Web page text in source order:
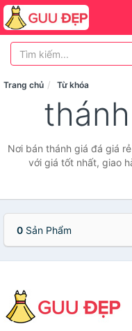
Trang chủ Từ khóa
Nơi bán thánh giá đá giá
với giá tốt nhất, giao
0 Sản Phẩm